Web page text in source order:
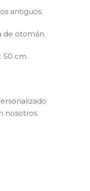
antiguos.
de otomán.
50 cm.
nosotros.